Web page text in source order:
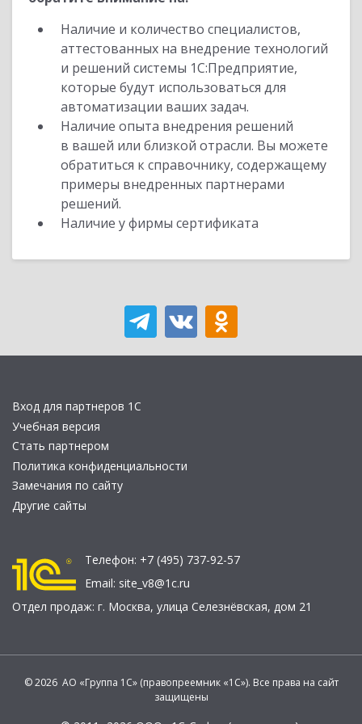
Наличие и количество специалистов,
аттестованных на внедрение технологий
и решений системы 1С:Предприятие,
которые будут использоваться для
автоматизации ваших задач.
Наличие опыта внедрения решений
в вашей или близкой отрасли. Вы можете
обратиться к справочнику, содержащему
примеры внедренных партнерами
решений.
Наличие у фирмы сертификата
Вход для партнеров 1С
Учебная версия
Стать партнером
Политика конфиденциальности
Замечания по сайту
Другие сайты
Телефон: +7 (495) 737-92-57
Email: site_v8@1c.ru
Отдел продаж: г. Москва, улица Селезнёвская, дом 21
© 2026 АО «Группа 1С» (правопреемник «1С»). Все права на сайт
защищены